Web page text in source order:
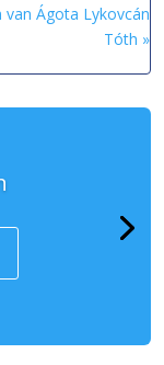
van Ágota Lykovcán
Tóth »